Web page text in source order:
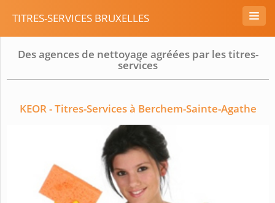
TITRES-SERVICES BRUXELLES
Des agences de nettoyage agréées par les titres-
services
KEOR - Titres-Services à Berchem-Sainte-Agathe